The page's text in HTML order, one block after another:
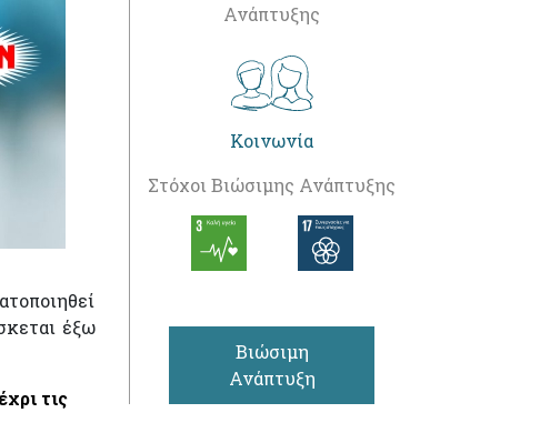
έξω
τις
Ανάπτυξης
Κοινωνία
Στόχοι Βιώσιμης Ανάπτυξης
Βιώσιμη
Ανάπτυξη